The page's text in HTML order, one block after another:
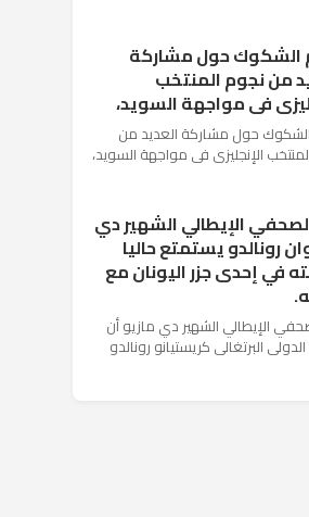
الشكوك حول مشاركة
من نجوم المنتخب
فى مواجهة السويد،
حول مشاركة العديد من
الإنجليزى فى مواجهة السويد،
آ...
الإيطالي الشهير دي
رونالدو يستمتع حاليا
في إحدى جزر اليونان مع
أكد الصحفي الإيطالي الشهير دي مازيو أن
البرتغالي كريستيانو رونالدو